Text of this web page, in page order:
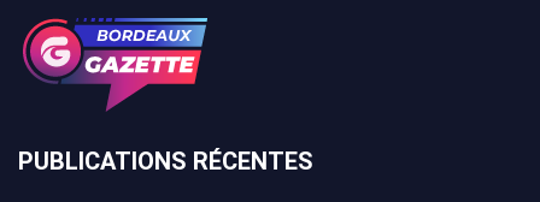
PUBLICATIONS RÉCENTES